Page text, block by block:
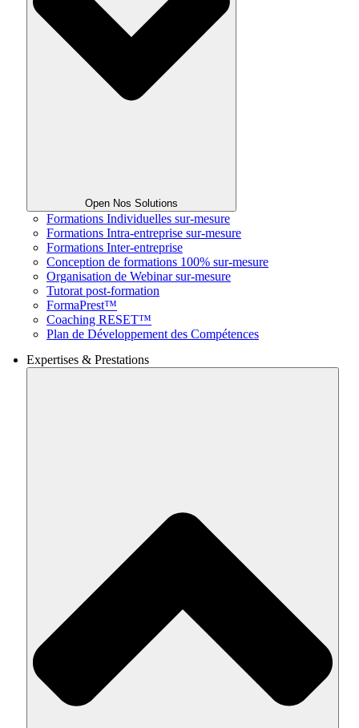
Open Nos Solutions
Formations Individuelles sur-mesure
Formations Intra-entreprise sur-mesure
Formations Inter-entreprise
Conception de formations 100% sur-mesure
Organisation de Webinar sur-mesure
Tutorat post-formation
FormaPrest™
Coaching RESET™
Plan de Développement des Compétences
Expertises & Prestations